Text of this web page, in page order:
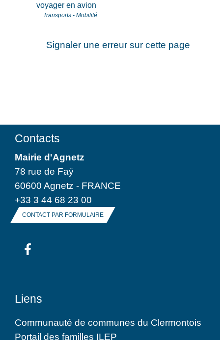
voyager en avion
Transports - Mobilité
Signaler une erreur sur cette page
Contacts
Mairie d'Agnetz
78 rue de Faÿ
60600 Agnetz - FRANCE
+33 3 44 68 23 00
CONTACT PAR FORMULAIRE
Liens
Communauté de communes du Clermontois
Portail des familles ILEP